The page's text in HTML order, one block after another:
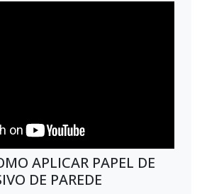
APLICAR PAPEL DE
DE PAREDE